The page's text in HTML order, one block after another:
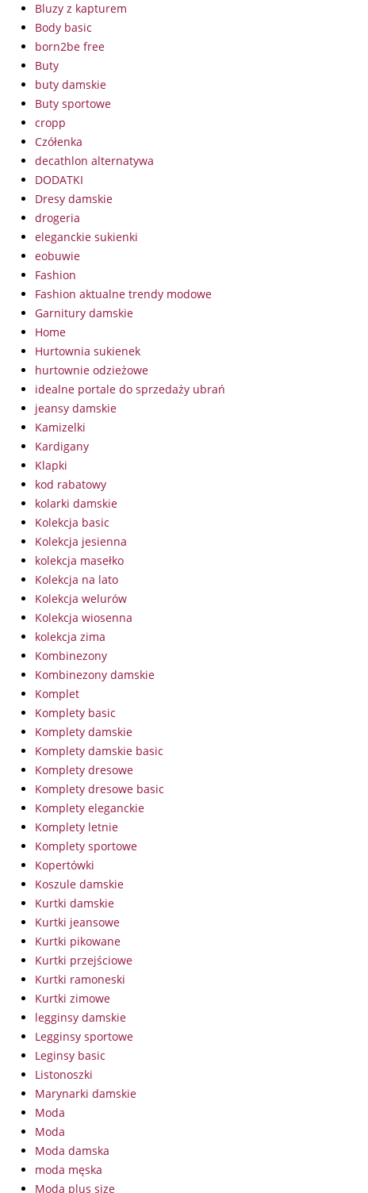
Bluzy z kapturem
Body basic
born2be free
Buty
buty damskie
Buty sportowe
cropp
Czółenka
decathlon alternatywa
DODATKI
Dresy damskie
drogeria
eleganckie sukienki
eobuwie
Fashion
Fashion aktualne trendy modowe
Garnitury damskie
Home
Hurtownia sukienek
hurtownie odzieżowe
idealne portale do sprzedaży ubrań
jeansy damskie
Kamizelki
Kardigany
Klapki
kod rabatowy
kolarki damskie
Kolekcja basic
Kolekcja jesienna
kolekcja masełko
Kolekcja na lato
Kolekcja welurów
Kolekcja wiosenna
kolekcja zima
Kombinezony
Kombinezony damskie
Komplet
Komplety basic
Komplety damskie
Komplety damskie basic
Komplety dresowe
Komplety dresowe basic
Komplety eleganckie
Komplety letnie
Komplety sportowe
Kopertówki
Koszule damskie
Kurtki damskie
Kurtki jeansowe
Kurtki pikowane
Kurtki przejściowe
Kurtki ramoneski
Kurtki zimowe
legginsy damskie
Legginsy sportowe
Leginsy basic
Listonoszki
Marynarki damskie
Moda
Moda
Moda damska
moda męska
Moda plus size